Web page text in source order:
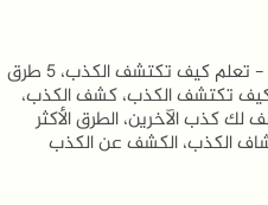
5 طرق تكشف لك كذب الأخرين - تعلم كيف تكتشف الكذب، 5 طرق
تكتشف الكذب، كشف الكذب،
كذب الآخرين، الطرق الأكثر
الكذب، الكشف عن الكذب